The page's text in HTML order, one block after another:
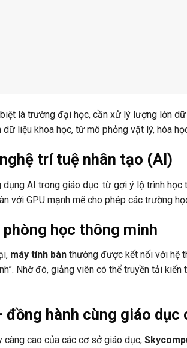
là trường đại học, cần xử lý lượng lớn
liệu khoa học, từ mô phỏng vật lý, hóa
trí tuệ nhân tạo (AI)
AI trong giáo dục: từ gợi ý lộ trình
với GPU mạnh mẽ cho phép các trường
học thông minh
máy tính bàn thường được kết nối với hệ
Nhờ đó, giảng viên có thể truyền tải
hành cùng giáo dục
càng cao của các cơ sở giáo dục,